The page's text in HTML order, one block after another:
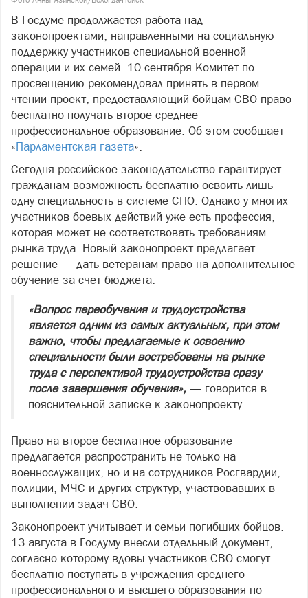
В Госдуме продолжается работа над
законопроектами, направленными на социальную
поддержку участников специальной военной
операции и их семей. 10 сентября Комитет по
просвещению рекомендовал принять в первом
чтении проект, предоставляющий бойцам СВО право
бесплатно получать второе среднее
профессиональное образование. Об этом сообщает
«Парламентская газета».
Сегодня российское законодательство гарантирует
гражданам возможность бесплатно освоить лишь
одну специальность в системе СПО. Однако у многих
участников боевых действий уже есть профессия,
которая может не соответствовать требованиям
рынка труда. Новый законопроект предлагает
решение — дать ветеранам право на дополнительное
обучение за счет бюджета.
«Вопрос переобучения и трудоустройства
является одним из самых актуальных, при этом
важно, чтобы предлагаемые к освоению
специальности были востребованы на рынке
труда с перспективой трудоустройства сразу
после завершения обучения», — говорится в
пояснительной записке к законопроекту.
Право на второе бесплатное образование
предлагается распространить не только на
военнослужащих, но и на сотрудников Росгвардии,
полиции, МЧС и других структур, участвовавших в
выполнении задач СВО.
Законопроект учитывает и семьи погибших бойцов.
13 августа в Госдуму внесли отдельный документ,
согласно которому вдовы участников СВО смогут
бесплатно поступать в учреждения среднего
профессионального и высшего образования по